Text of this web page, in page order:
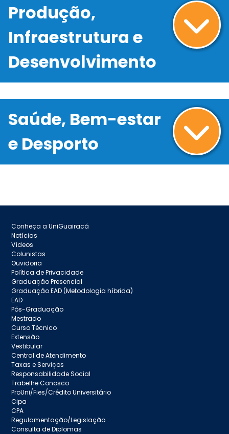
Produção,
Infraestrutura e
Desenvolvimento
Saúde, Bem-estar
e Desporto
Conheça a UniGuairacá
Notícias
Vídeos
Colunistas
Ouvidoria
Política de Privacidade
Graduação Presencial
Graduação EAD (Metodologia híbrida)
EAD
Pós-Graduação
Mestrado
Curso Técnico
Extensão
Vestibular
Central de Atendimento
Taxas e Serviços
Responsabilidade Social
Trabelhe Conosco
ProUni/Fies/Crédito Universitário
Cipa
CPA
Regulamentação/Legislação
Consulta de Diplomas